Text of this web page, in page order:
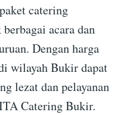
catering
acara dan
Dengan harga
wilayah Bukir dapat
lezat dan pelayanan
Catering Bukir.